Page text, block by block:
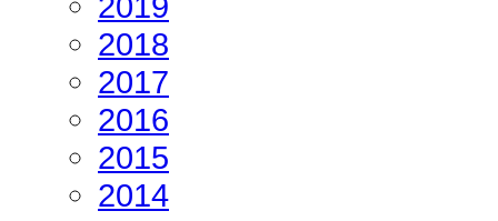
2018
2017
2016
2015
2014